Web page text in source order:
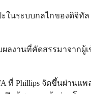
บกลไกของดิจิทัล ได่แ
งานที่คัดสรรมาจาก
ที่ Phillips จัดขึ้นผ่าน